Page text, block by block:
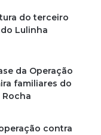
do terceiro
Lulinha
da Operação
familiares do
contra